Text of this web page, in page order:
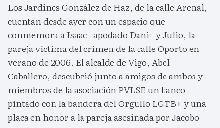
Los Jardines González de Haz, de la calle Arenal,
cuentan desde ayer con un espacio que
conmemora a Isaac –apodado Dani– y Julio, la
pareja víctima del crimen de la calle Oporto en
verano de 2006. El alcalde de Vigo, Abel
Caballero, descubrió junto a amigos de ambos y
miembros de la asociación PVLSE un banco
pintado con la bandera del Orgullo LGTB+ y una
placa en honor a la pareja asesinada por Jacobo